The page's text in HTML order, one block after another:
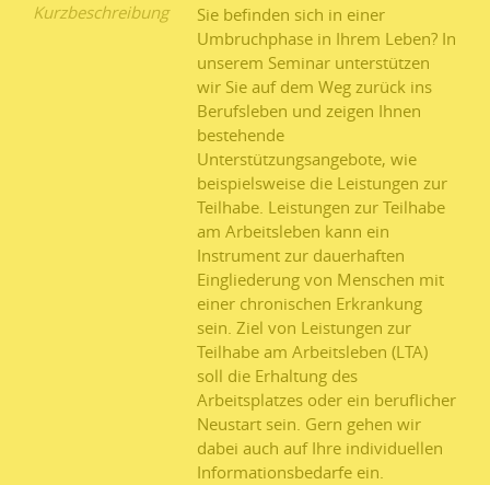
Kurzbeschreibung
Sie befinden sich in einer
Umbruchphase in Ihrem Leben? In
unserem Seminar unterstützen
wir Sie auf dem Weg zurück ins
Berufsleben und zeigen Ihnen
bestehende
Unterstützungsangebote, wie
beispielsweise die Leistungen zur
Teilhabe. Leistungen zur Teilhabe
am Arbeitsleben kann ein
Instrument zur dauerhaften
Eingliederung von Menschen mit
einer chronischen Erkrankung
sein. Ziel von Leistungen zur
Teilhabe am Arbeitsleben (LTA)
soll die Erhaltung des
Arbeitsplatzes oder ein beruflicher
Neustart sein. Gern gehen wir
dabei auch auf Ihre individuellen
Informationsbedarfe ein.